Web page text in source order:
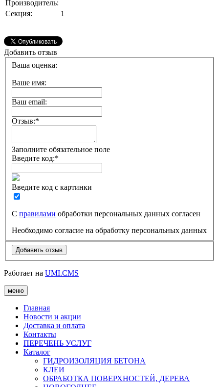
Производитель:
Секция:
1
Добавить отзыв
Ваша оценка:
Ваше имя:
Ваш email:
Отзыв:*
Заполните обязательное поле
Введите код:*
Введите код с картинки
С правилами обработки персональных данных согласен
Необходимо согласие на обработку персональных данных
Работает на UMI.CMS
меню
Главная
Новости и акции
Доставка и оплата
Контакты
ПЕРЕЧЕНЬ УСЛУГ
Каталог
ГИДРОИЗОЛЯЦИЯ БЕТОНА
КЛЕИ
ОБРАБОТКА ПОВЕРХНОСТЕЙ, ДЕРЕВА